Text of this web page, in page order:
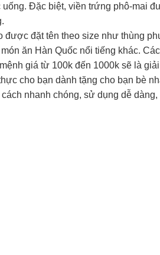
Đặc biệt, viền trứng phô-mai
đặt tên theo size như thùng
ăn Hàn Quốc nổi tiếng khác.
giá từ 100k đến 1000k sẽ là
cho bạn dành tặng cho bạn bè
nhanh chóng, sử dụng dễ